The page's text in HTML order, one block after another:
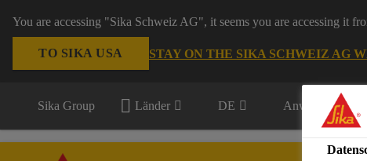
You are accessing "Sika Schweiz AG", it seems you are accessing it
TO SIKA USA STAY ON THE SIKA SCHWEIZ AG
Sika Group Länder DE